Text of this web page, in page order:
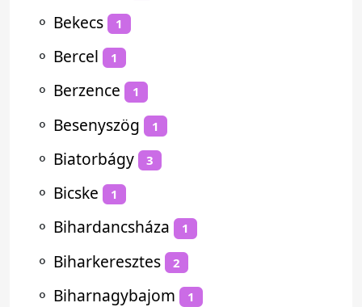
⚬ Bekecs 1
⚬ Bercel 1
⚬ Berzence 1
⚬ Besenyszög 1
⚬ Biatorbágy 3
⚬ Bicske 1
⚬ Bihardancsháza 1
⚬ Biharkeresztes 2
⚬ Biharnagybajom 1